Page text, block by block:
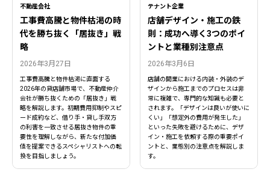
不動産会社
工事費高騰と物件枯渇の時
代を勝ち抜く「居抜き」戦
略
2026年3月27日
工事費高騰と物件枯渇に直面する
2026年の貸店舗市場で、不動産仲介
会社が勝ち抜くための「居抜き」戦
略を解説します。初期費用抑制やスピ
ード成約など、借り手・貸し手双方
の利害を一致させる居抜き物件の重
要性を理解しながら、新たな付加価
値を提案できるスペシャリストへの転
換を目指しましょう。
テナント企業
店舗デザイン・施工の鉄
則：成功へ導く3つのポイ
ントと業種別注意点
2026年3月6日
店舗の開業における内装・外装のデ
ザインから施工までのプロセスは非
常に複雑で、専門的な知識も必要と
されます。「デザインは良いが使いに
くい」「想定外の費用が発生した」
といった失敗を避けるために、デザ
イン・施工を依頼する際の重要ポイ
ントと、業態別の注意点を解説しま
す。